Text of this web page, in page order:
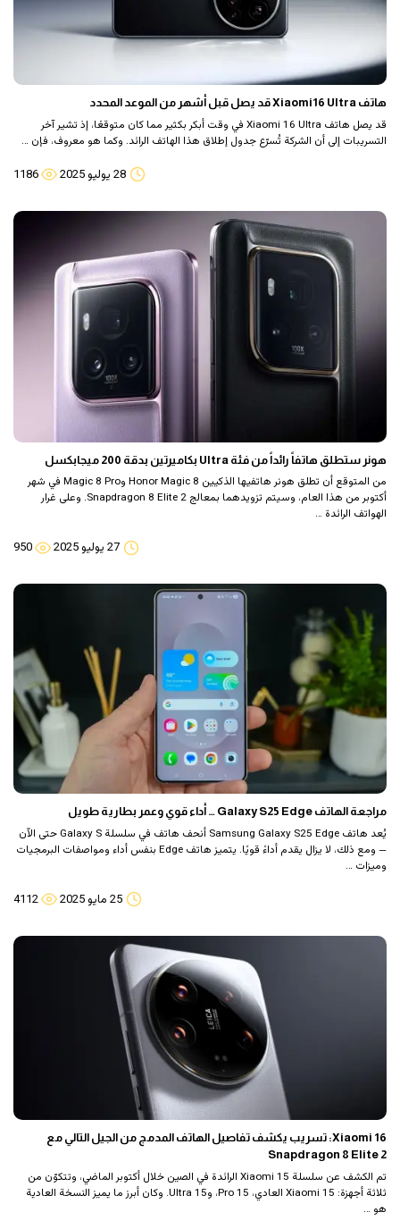
هاتف Xiaomi16 Ultra قد يصل قبل أشهر من الموعد المحدد
قد يصل هاتف Xiaomi 16 Ultra في وقت أبكر بكثير مما كان متوقعًا، إذ تشير آخر
التسريبات إلى أن الشركة تُسرّع جدول إطلاق هذا الهاتف الرائد. وكما هو معروف، فإن …
28 يوليو 2025 1186
هونر ستطلق هاتفاً رائداً من فئة Ultra بكاميرتين بدقة 200 ميجابكسل
من المتوقع أن تطلق هونر هاتفيها الذكيين Honor Magic 8 وMagic 8 Pro في شهر
أكتوبر من هذا العام، وسيتم تزويدهما بمعالج Snapdragon 8 Elite 2. وعلى غرار
الهواتف الرائدة …
27 يوليو 2025 950
مراجعة الهاتف Galaxy S25 Edge … أداء قوي وعمر بطارية طويل
يُعد هاتف Samsung Galaxy S25 Edge أنحف هاتف في سلسلة Galaxy S حتى الآن
— ومع ذلك، لا يزال يقدم أداءً قويًا. يتميز هاتف Edge بنفس أداء ومواصفات البرمجيات
وميزات …
25 مايو 2025 4112
Xiaomi 16: تسريب يكشف تفاصيل الهاتف المدمج من الجيل التالي مع
Snapdragon 8 Elite 2
تم الكشف عن سلسلة Xiaomi 15 الرائدة في الصين خلال أكتوبر الماضي، وتتكوّن من
ثلاثة أجهزة: Xiaomi 15 العادي، 15 Pro، و15 Ultra. وكان أبرز ما يميز النسخة العادية
هو …